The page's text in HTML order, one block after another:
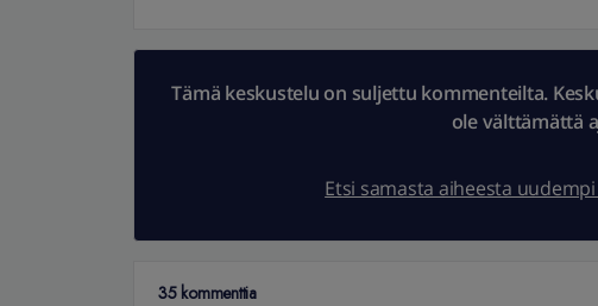
Tämä keskustelu on suljettu kommenteilta.
ole välttämättä
Etsi samasta aiheesta
35 kommenttia